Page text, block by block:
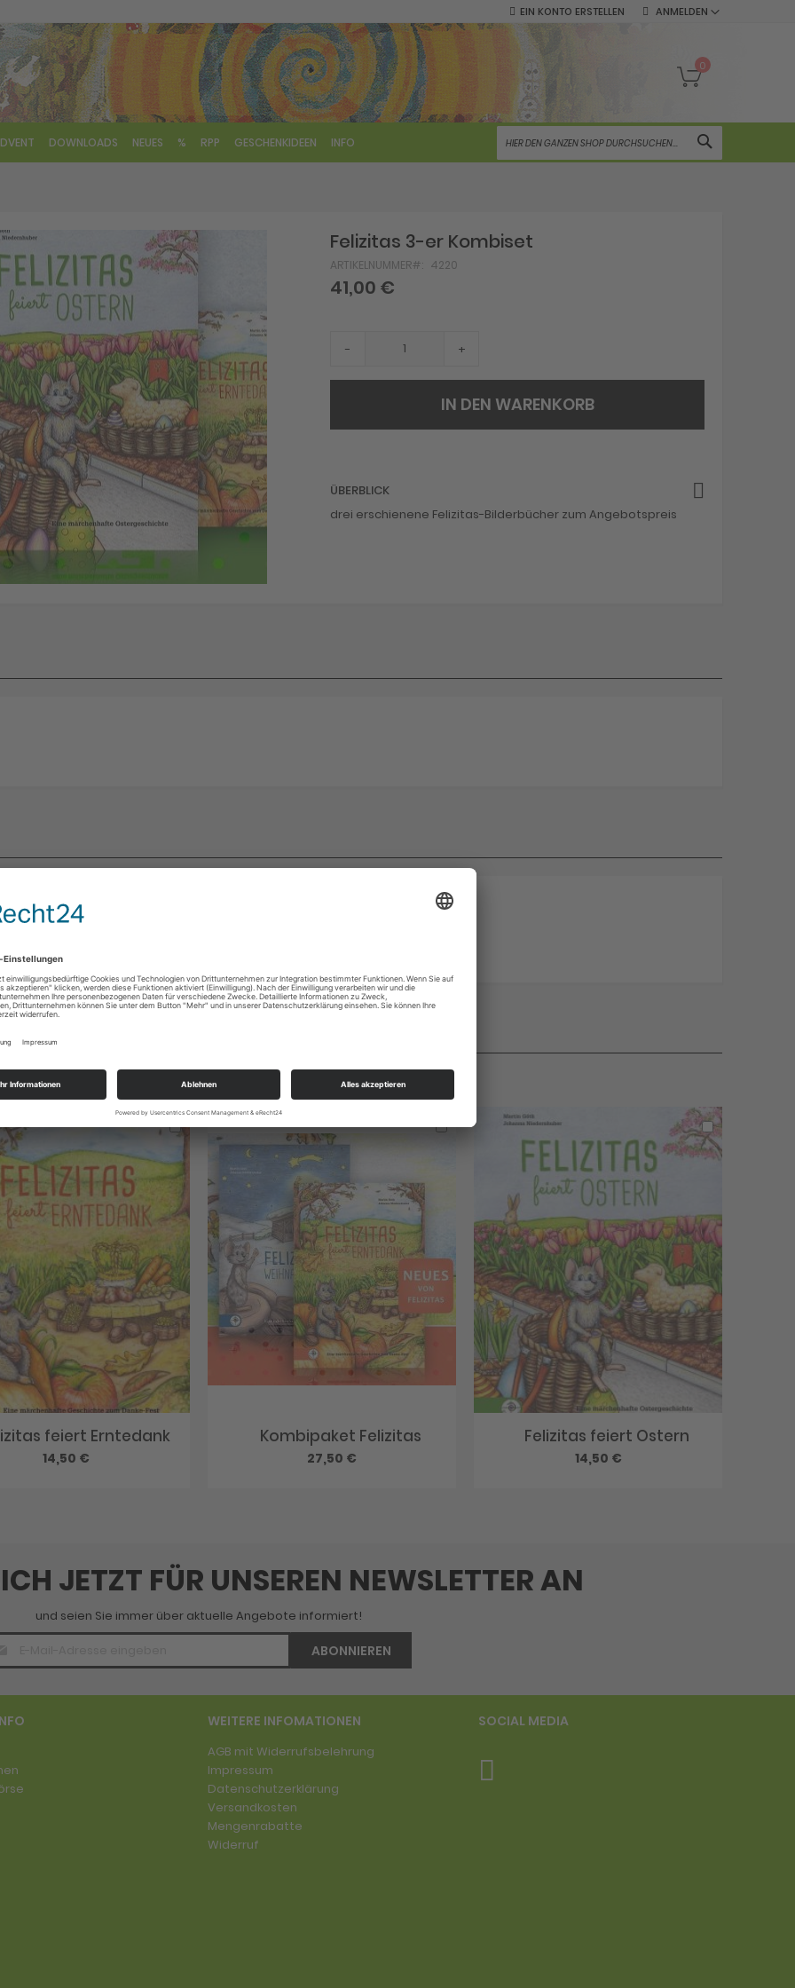
ANMELDEN
EIN KONTO ERSTELLEN
Mein
0
DOWNLOADS NEUES % RPP GESCHENKIDEEN INFO
SUCHE
Felizitas 3-er Kombiset
ARTIKELNUMMER 4220
41,00 €
- +
IN DEN WARENKORB
ÜBERBLICK
drei erschienene Felizitas-Bilderbücher zum Angebotspreis
Familie
oder
den
Warenkorb
feiert Erntedank
14,50 €
den
Kombipaket Felizitas
27,50 €
In
den
Warenkorb
Felizitas feiert Ostern
14,50 €
JETZT FÜR UNSEREN NEWSLETTER AN
und seien Sie immer über aktuelle Angebote informiert!
E-
Adresse
ABONNIEREN
WEITERE INFOMATIONEN
AGB mit Widerrufsbelehrung
Impressum
Datenschutzerklärung
Versandkosten
Mengenrabatte
Widerruf
SOCIAL MEDIA